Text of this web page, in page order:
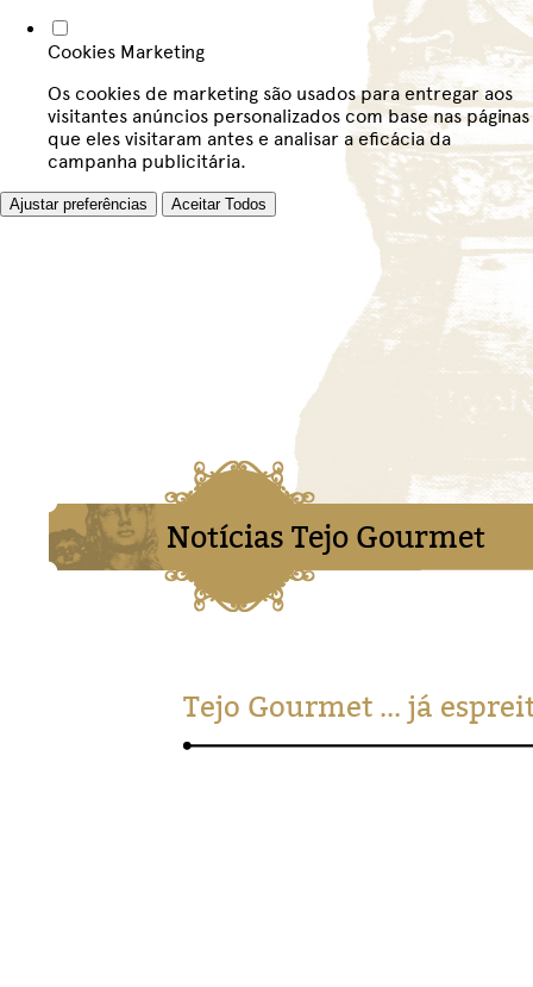
Cookies Marketing
Os cookies de marketing são usados para entregar aos
visitantes anúncios personalizados com base nas páginas
que eles visitaram antes e analisar a eficácia da
campanha publicitária.
Ajustar preferências Aceitar Todos
Notícias Tejo Gourmet
Tejo Gourmet ... já